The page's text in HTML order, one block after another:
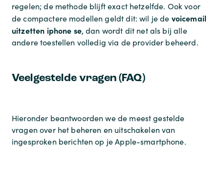
regelen; de methode blijft exact hetzelfde. Ook voor
de compactere modellen geldt dit: wil je de voicemail
uitzetten iphone se, dan wordt dit net als bij alle
andere toestellen volledig via de provider beheerd.
Veelgestelde vragen (FAQ)
Hieronder beantwoorden we de meest gestelde
vragen over het beheren en uitschakelen van
ingesproken berichten op je Apple-smartphone.